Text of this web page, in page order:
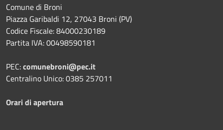
Comune di Broni
Piazza Garibaldi 12, 27043 Broni (PV)
Codice Fiscale: 84000230189
Partita IVA: 00498590181
PEC:comunebroni@pec.it
Centralino Unico: 0385 257011
Orari di apertura